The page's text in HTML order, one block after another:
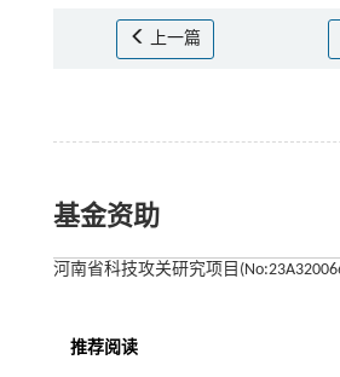
上一篇
基金资助
河南省科技攻关研究项目